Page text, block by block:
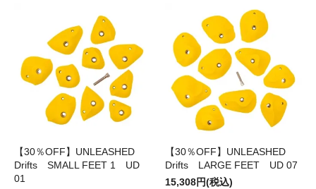
【30％OFF】UNLEASHED
Drifts SMALL FEET 1 UD
01
【30％OFF】UNLEASHED
Drifts LARGE FEET UD 07
15,308円(税込)